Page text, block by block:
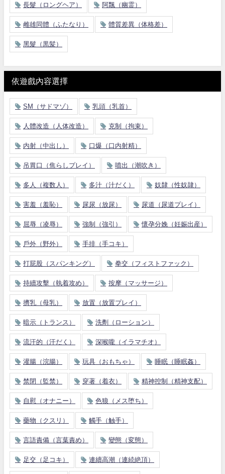
長髮（ロングヘア） 阿飄（幽霊）
雌雄同體（ふたなり） 體質差異（体格差）
黑髮（黒髪）
依遊戲內容選擇
SM（サドマゾ） 乳頭（乳首）
人體改造（人体改造） 克制（拘束）
内射（中出し） 口爆（口内射精）
吊胃口（焦らしプレイ） 噴出（潮吹き）
多人（複数人） 多汁（汁だく） 奴隸（性奴隷）
害羞（羞恥） 尿尿（放尿） 尿道（尿道プレイ）
屈辱（凌辱） 強制（強引） 懷孕分娩（妊娠出産）
戶外（野外） 手排（手コキ）
打屁股（スパンキング） 拳交（フィストファック）
持續攻擊（執着攻め） 按摩（マッサージ）
擠乳（母乳） 放置（放置プレイ）
暗示（トランス） 洗劑（ローション）
流汗的（汗だく） 深喉嚨（イラマチオ）
灌腸（浣腸） 玩具（おもちゃ） 睡眠（睡眠姦）
禁閉（監禁） 穿著（着衣） 精神控制（精神支配）
自慰（オナニー） 色狼（メス堕ち）
藥物（クスリ） 觸手（触手）
言語責備（言葉責め） 變態（変態）
足交（足コキ） 連續高潮（連続絶頂）